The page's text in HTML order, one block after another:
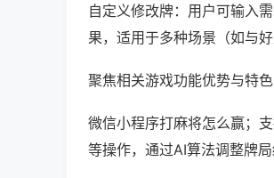
自定义修改牌：用户可输入
果，适用于多种场景（如与
聚焦相关游戏功能优势与特色
微信小程序打麻将怎么赢；
等操作，通过AI算法调整牌局